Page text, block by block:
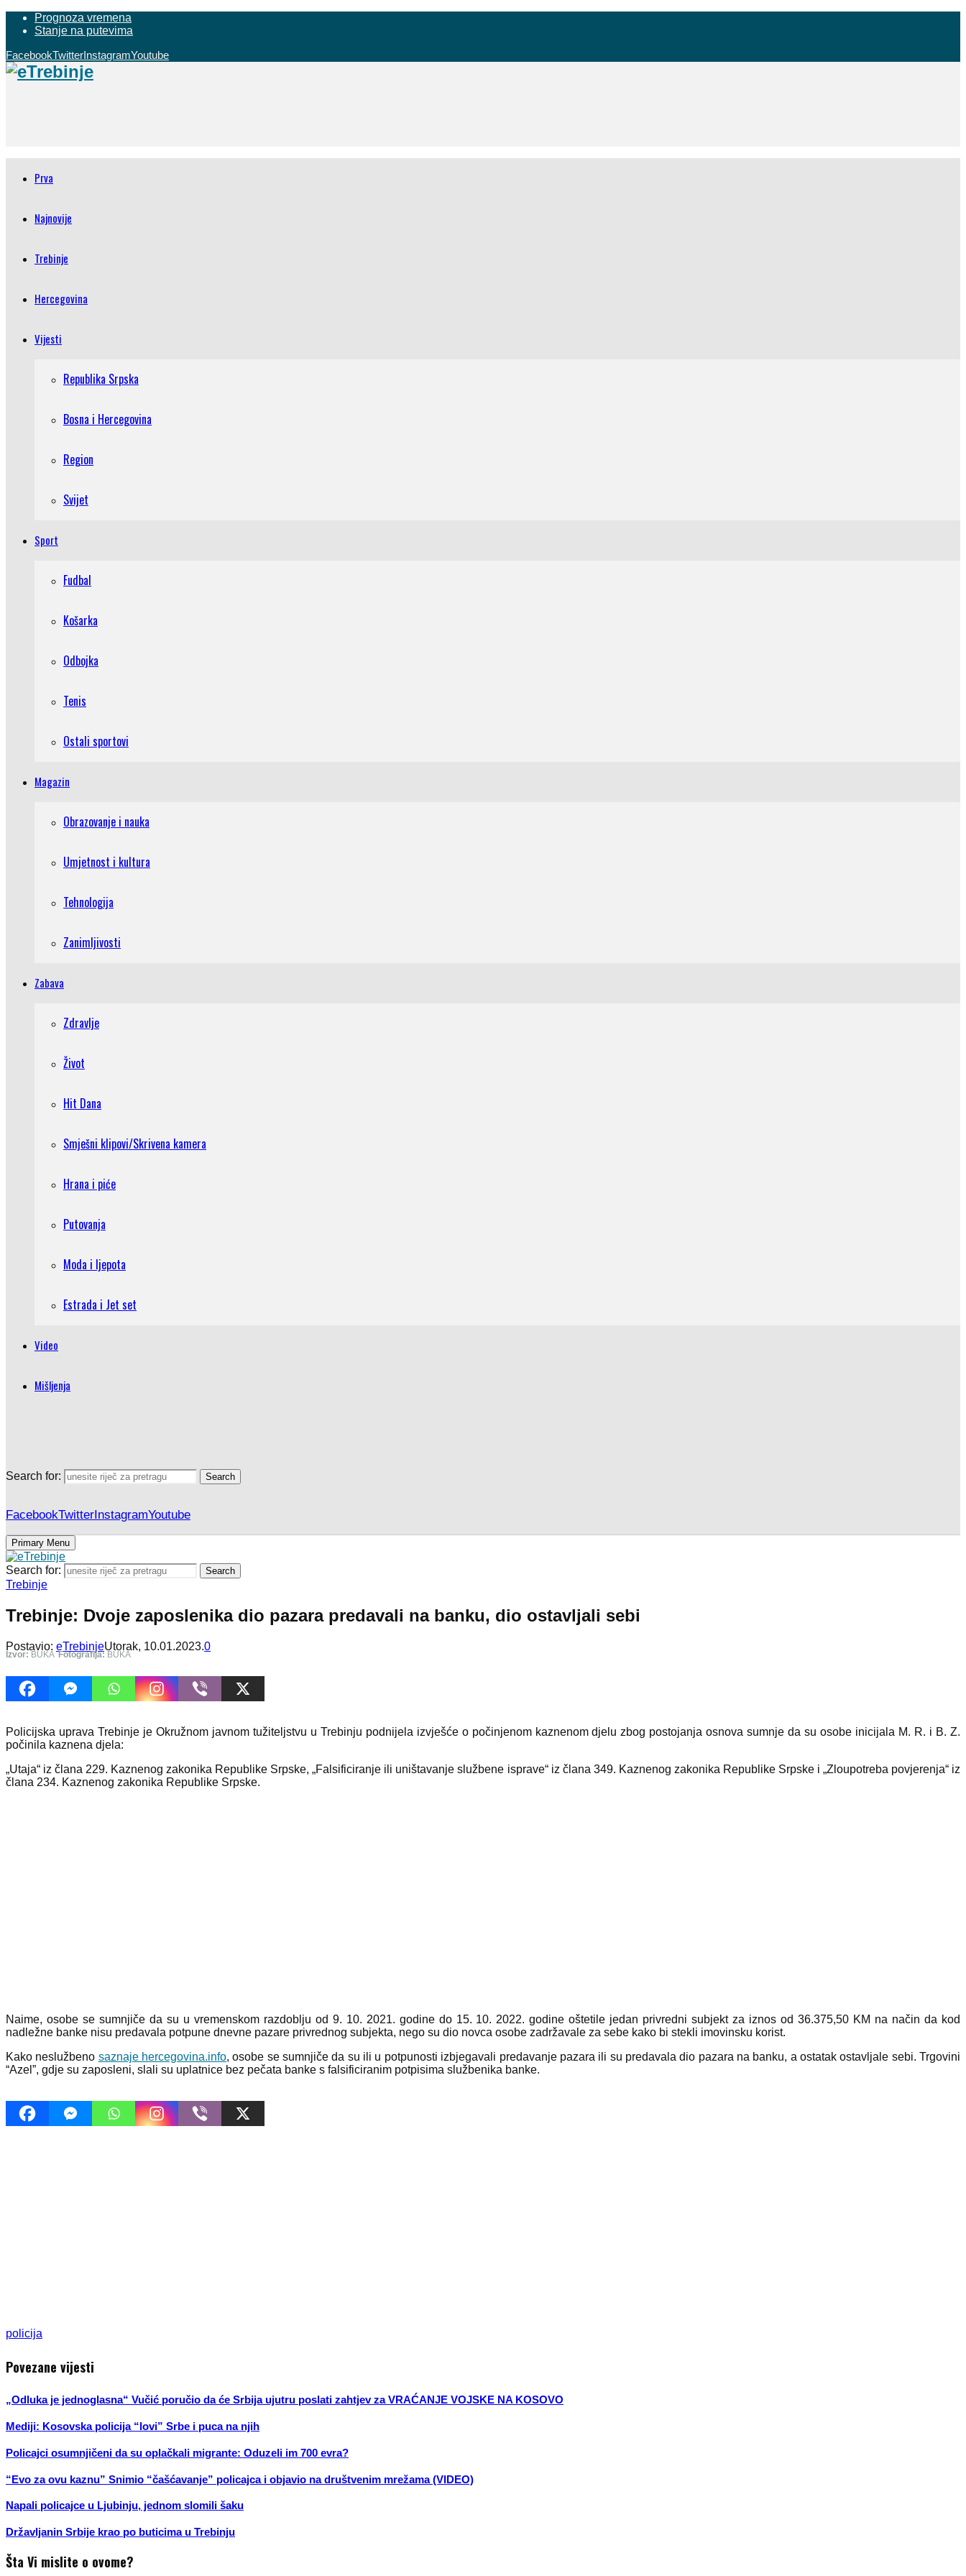
Prognoza vremena
Stanje na putevima
FacebookTwitterInstagramYoutube
Prva
Najnovije
Trebinje
Hercegovina
Vijesti
Republika Srpska
Bosna i Hercegovina
Region
Svijet
Sport
Fudbal
Košarka
Odbojka
Tenis
Ostali sportovi
Magazin
Obrazovanje i nauka
Umjetnost i kultura
Tehnologija
Zanimljivosti
Zabava
Zdravlje
Život
Hit Dana
Smješni klipovi/Skrivena kamera
Hrana i piće
Putovanja
Moda i ljepota
Estrada i Jet set
Video
Mišljenja
Search for: Search
FacebookTwitterInstagramYoutube
Primary Menu
Search for: Search
Trebinje
Trebinje: Dvoje zaposlenika dio pazara predavali na banku, dio ostavljali sebi
Postavio: eTrebinjeUtorak, 10.01.2023.0
Izvor: BUKA Fotografija: BUKA
Policijska uprava Trebinje je Okružnom javnom tužiteljstvu u Trebinju podnijela izvješće o počinjenom kaznenom djelu zbog postojanja osnova sumnje da su osobe inicijala M. R. i B. Z.
počinila kaznena djela:
„Utaja“ iz člana 229. Kaznenog zakonika Republike Srpske, „Falsificiranje ili uništavanje službene isprave“ iz člana 349. Kaznenog zakonika Republike Srpske i „Zloupotreba povjerenja“ iz
člana 234. Kaznenog zakonika Republike Srpske.
Naime, osobe se sumnjiče da su u vremenskom razdoblju od 9. 10. 2021. godine do 15. 10. 2022. godine oštetile jedan privredni subjekt za iznos od 36.375,50 KM na način da kod
nadležne banke nisu predavala potpune dnevne pazare privrednog subjekta, nego su dio novca osobe zadržavale za sebe kako bi stekli imovinsku korist.
Kako neslužbeno saznaje hercegovina.info, osobe se sumnjiče da su ili u potpunosti izbjegavali predavanje pazara ili su predavala dio pazara na banku, a ostatak ostavljale sebi. Trgovini
“Azel”, gdje su zaposleni, slali su uplatnice bez pečata banke s falsificiranim potpisima službenika banke.
policija
Povezane vijesti
„Odluka je jednoglasna“ Vučić poručio da će Srbija ujutru poslati zahtjev za VRAĆANJE VOJSKE NA KOSOVO
Mediji: Kosovska policija “lovi” Srbe i puca na njih
Policajci osumnjičeni da su oplačkali migrante: Oduzeli im 700 evra?
“Evo za ovu kaznu” Snimio “čašćavanje” policajca i objavio na društvenim mrežama (VIDEO)
Napali policajce u Ljubinju, jednom slomili šaku
Državljanin Srbije krao po buticima u Trebinju
Šta Vi mislite o ovome?